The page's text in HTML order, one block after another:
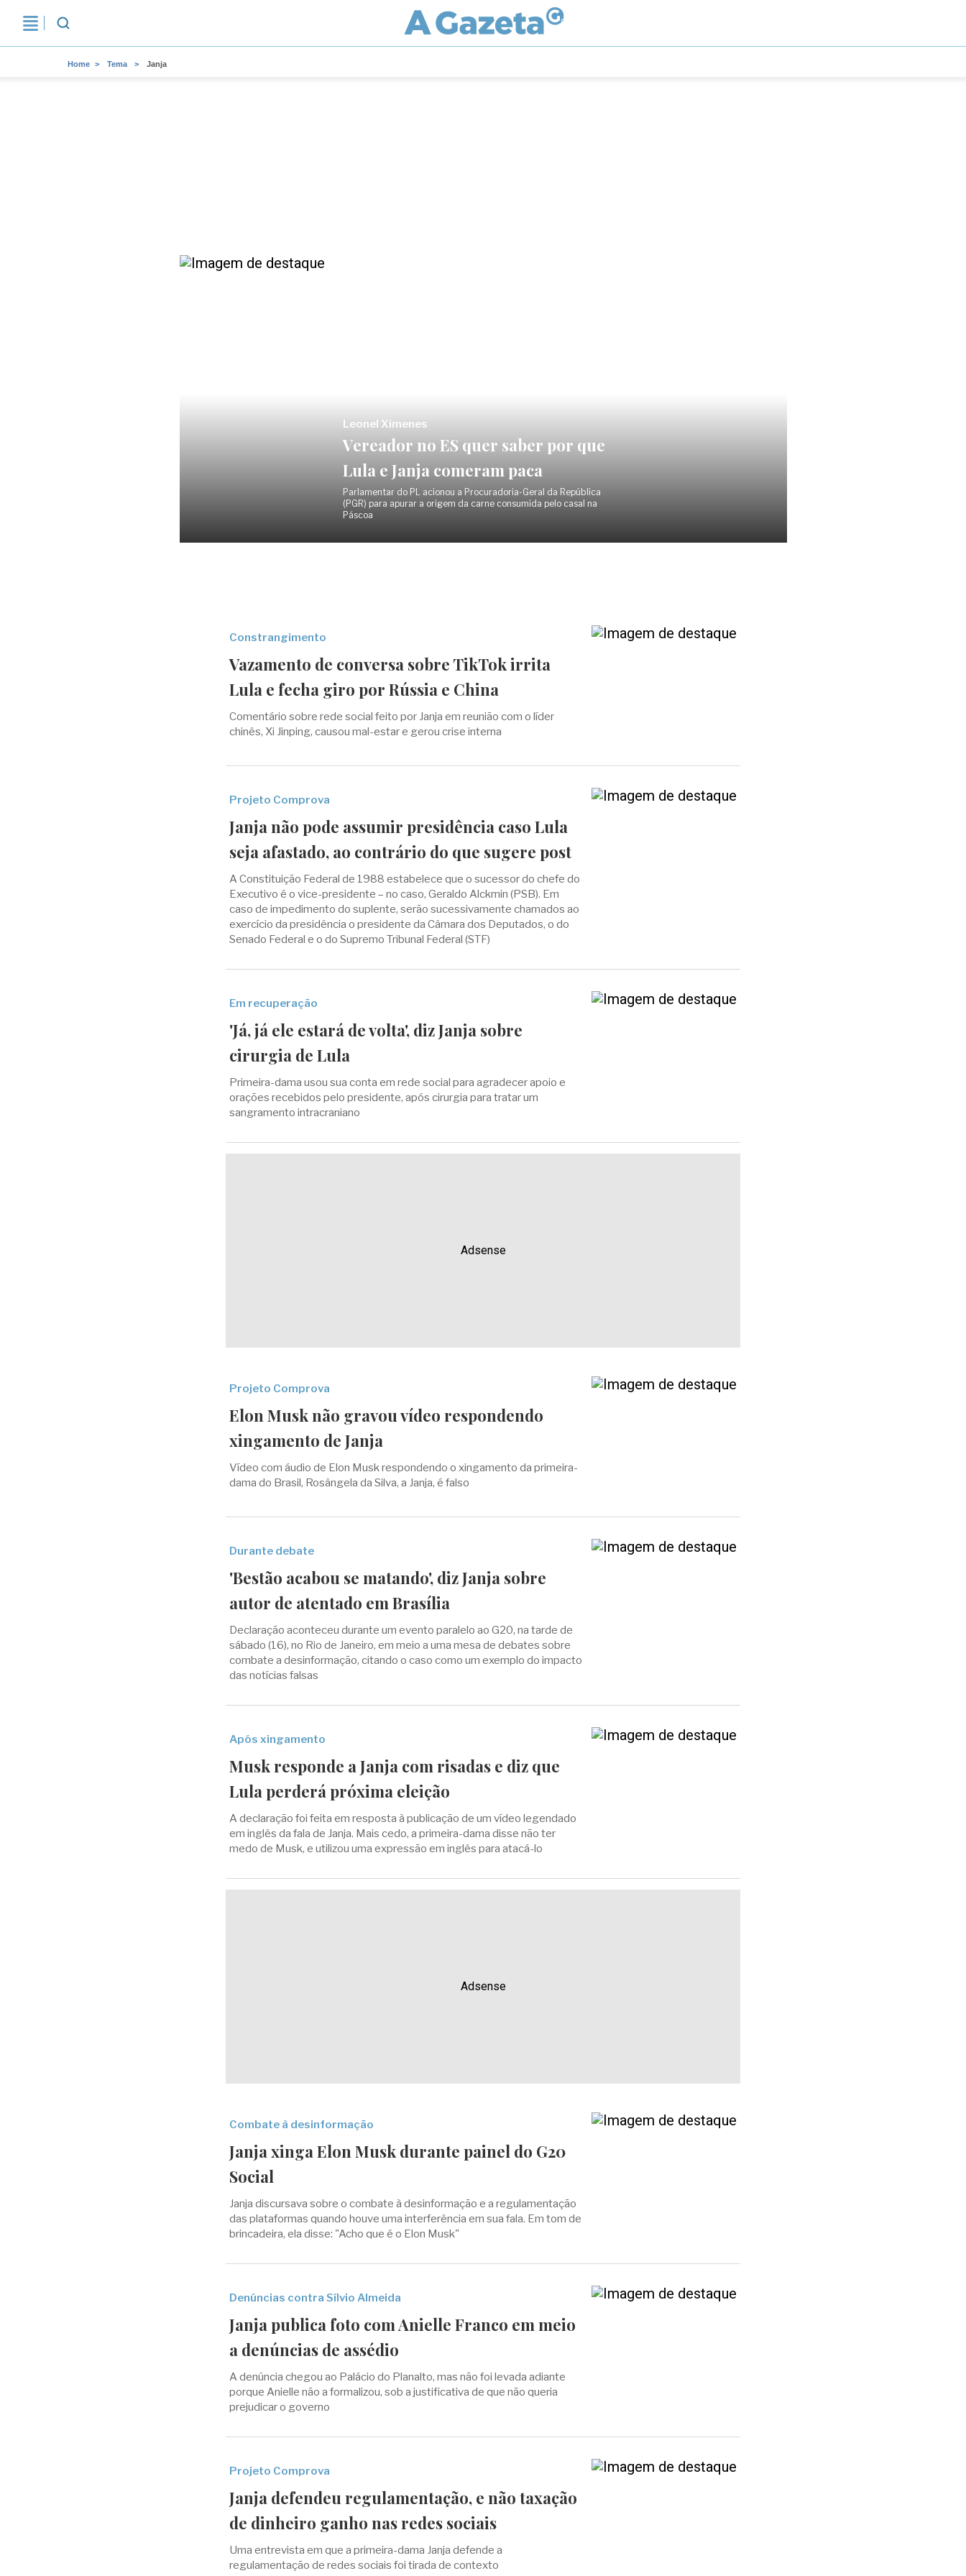
Home Tema Janja
Leonel Ximenes
Vereador no ES quer saber por que
Lula e Janja comeram paca
Parlamentar do PL acionou a Procuradoria-Geral da República
(PGR) para apurar a origem da carne consumida pelo casal na
Páscoa
Constrangimento
Vazamento de conversa sobre TikTok irrita
Lula e fecha giro por Rússia e China
Comentário sobre rede social feito por Janja em reunião com o líder
chinês, Xi Jinping, causou mal-estar e gerou crise interna
Projeto Comprova
Janja não pode assumir presidência caso Lula
seja afastado, ao contrário do que sugere post
A Constituição Federal de 1988 estabelece que o sucessor do chefe do
Executivo é o vice-presidente – no caso, Geraldo Alckmin (PSB). Em
caso de impedimento do suplente, serão sucessivamente chamados ao
exercício da presidência o presidente da Câmara dos Deputados, o do
Senado Federal e o do Supremo Tribunal Federal (STF)
Em recuperação
'Já, já ele estará de volta', diz Janja sobre
cirurgia de Lula
Primeira-dama usou sua conta em rede social para agradecer apoio e
orações recebidos pelo presidente, após cirurgia para tratar um
sangramento intracraniano
Adsense
Projeto Comprova
Elon Musk não gravou vídeo respondendo
xingamento de Janja
Vídeo com áudio de Elon Musk respondendo o xingamento da primeira-
dama do Brasil, Rosângela da Silva, a Janja, é falso
Durante debate
'Bestão acabou se matando', diz Janja sobre
autor de atentado em Brasília
Declaração aconteceu durante um evento paralelo ao G20, na tarde de
sábado (16), no Rio de Janeiro, em meio a uma mesa de debates sobre
combate a desinformação, citando o caso como um exemplo do impacto
das notícias falsas
Após xingamento
Musk responde a Janja com risadas e diz que
Lula perderá próxima eleição
A declaração foi feita em resposta à publicação de um vídeo legendado
em inglês da fala de Janja. Mais cedo, a primeira-dama disse não ter
medo de Musk, e utilizou uma expressão em inglês para atacá-lo
Adsense
Combate à desinformação
Janja xinga Elon Musk durante painel do G20
Social
Janja discursava sobre o combate à desinformação e a regulamentação
das plataformas quando houve uma interferência em sua fala. Em tom de
brincadeira, ela disse: "Acho que é o Elon Musk"
Denúncias contra Sílvio Almeida
Janja publica foto com Anielle Franco em meio
a denúncias de assédio
A denúncia chegou ao Palácio do Planalto, mas não foi levada adiante
porque Anielle não a formalizou, sob a justificativa de que não queria
prejudicar o governo
Projeto Comprova
Janja defendeu regulamentação, e não taxação
de dinheiro ganho nas redes sociais
Uma entrevista em que a primeira-dama Janja defende a
regulamentação de redes sociais foi tirada de contexto